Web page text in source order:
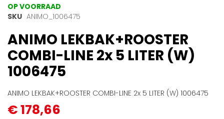
Ga
naar
begin
van
de
afbeeldingen-
gallerij
OP VOORRAAD
SKU ANIMO_1006475
ANIMO LEKBAK+ROOSTER
COMBI-LINE 2x 5 LITER (W)
1006475
ANIMO LEKBAK+ROOSTER COMBI-LINE 2x 5 LITER (W) 1006475
€ 178,66